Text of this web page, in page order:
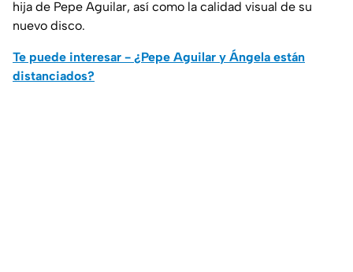
hija de Pepe Aguilar, así como la calidad visual de su
nuevo disco.
Te puede interesar - ¿Pepe Aguilar y Ángela están
distanciados?